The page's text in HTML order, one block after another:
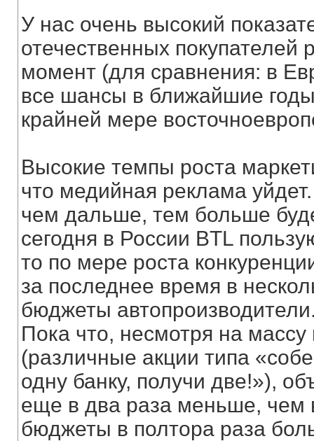
У нас очень высокий
отечественных покупателей
момент (для сравнения: в
все шансы в ближайшие
крайней мере
Высокие темпы роста
что медийная реклама
чем дальше, тем больше
сегодня в России BTL
то по мере роста
за последнее время в
бюджеты
Пока что, несмотря на
(различные акции типа
одну банку, получи две!»),
еще в два раза меньше,
бюджеты в полтора раза